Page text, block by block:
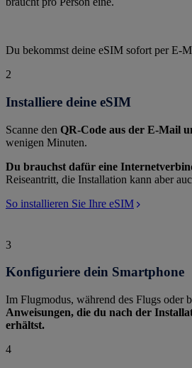
Du bekommst deine eSIM sofort per E-
2
Installiere deine eSIM
Scanne den QR-Code aus der E-Mail
wenigen Minuten.
Du brauchst dafür eine
Reiseantritt, die Installation kann aber
So installieren Sie Ihre eSIM
3
Konfiguriere dein Smartphone
Im Flugmodus, während des Flugs oder
Anweisungen, die du nach der
erhältst.
4